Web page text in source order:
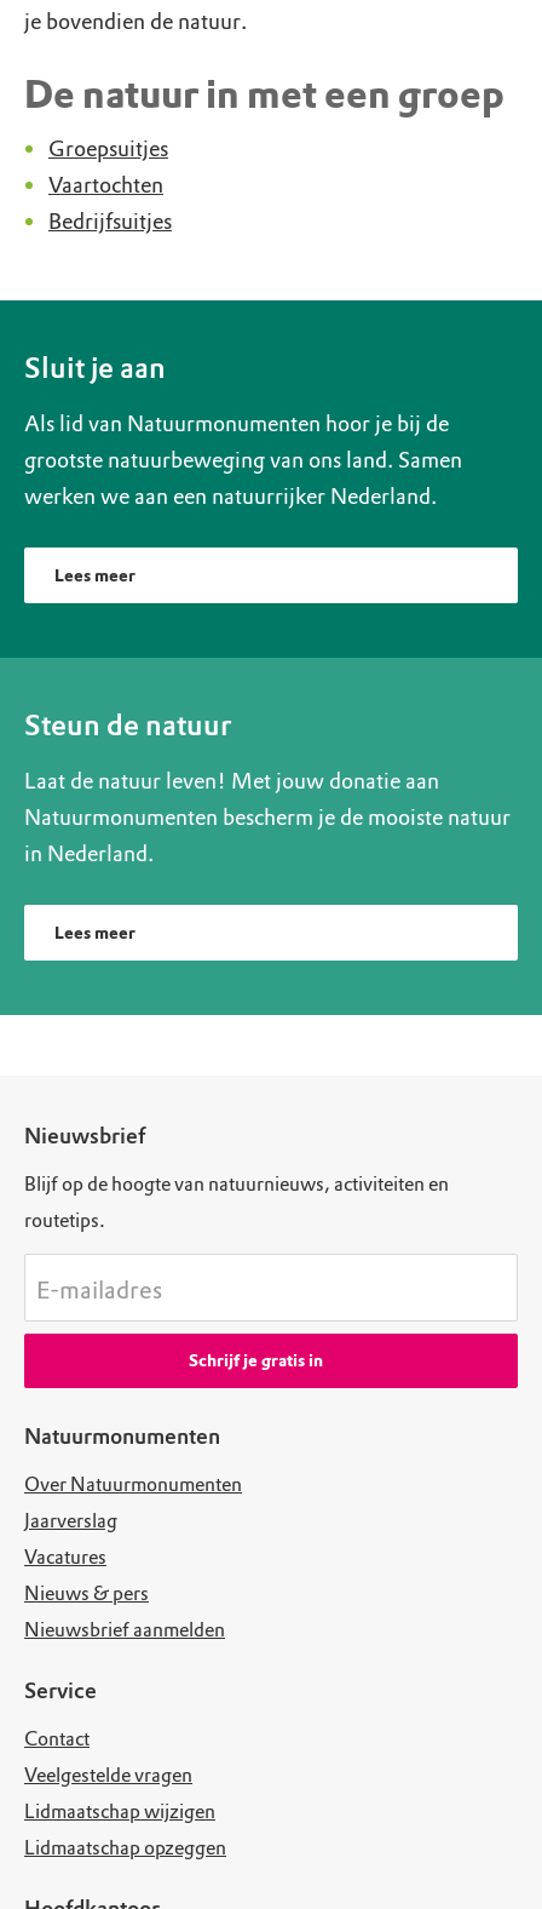
je bovendien de natuur.
De natuur in met een groep
Groepsuitjes
Vaartochten
Bedrijfsuitjes
Sluit je aan
Als lid van Natuurmonumenten hoor je bij de
grootste natuurbeweging van ons land. Samen
werken we aan een natuurrijker Nederland.
Lees meer
Steun de natuur
Laat de natuur leven! Met jouw donatie aan
Natuurmonumenten bescherm je de mooiste natuur
in Nederland.
Lees meer
Natuurmonumenten
Over Natuurmonumenten
Jaarverslag
Vacatures
Nieuws & pers
Nieuwsbrief aanmelden
Service
Contact
Veelgestelde vragen
Lidmaatschap wijzigen
Lidmaatschap opzeggen
Nieuwsbrief
Blijf op de hoogte van natuurnieuws, activiteiten en
routetips.
E-mailadres
Schrijf je gratis in